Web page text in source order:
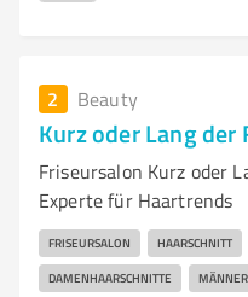
2 Beauty
Kurz oder Lang der
Friseursalon Kurz oder
Experte für Haartrends
FRISEURSALON HAARSCHNITT
DAMENHAARSCHNITTE